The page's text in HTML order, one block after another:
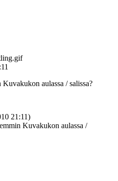
aulassa / salissa?
21:11)
Kuvakukon aulassa /